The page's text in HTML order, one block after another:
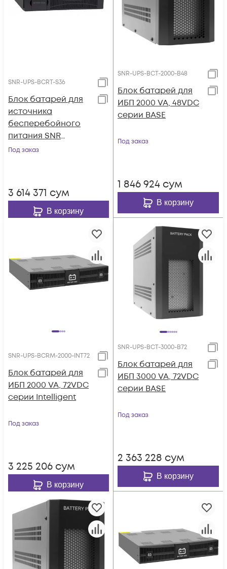
SNR-UPS-BCRT-S36
Блок батарей для
источника
бесперебойного
питания SNR
ELEMENT II, 36В (DC)
Под заказ
3 614 371 сум
В корзину
SNR-UPS-BCT-2000-B48
Блок батарей для
ИБП 2000 VA, 48VDC
серии BASE
Под заказ
1 846 924 сум
В корзину
SNR-UPS-BCRM-2000-INT72
Блок батарей для
ИБП 2000 VA, 72VDC
серии Intelligent
Под заказ
3 225 206 сум
В корзину
SNR-UPS-BCT-3000-B72
Блок батарей для
ИБП 3000 VA, 72VDC
серии BASE
Под заказ
2 363 228 сум
В корзину